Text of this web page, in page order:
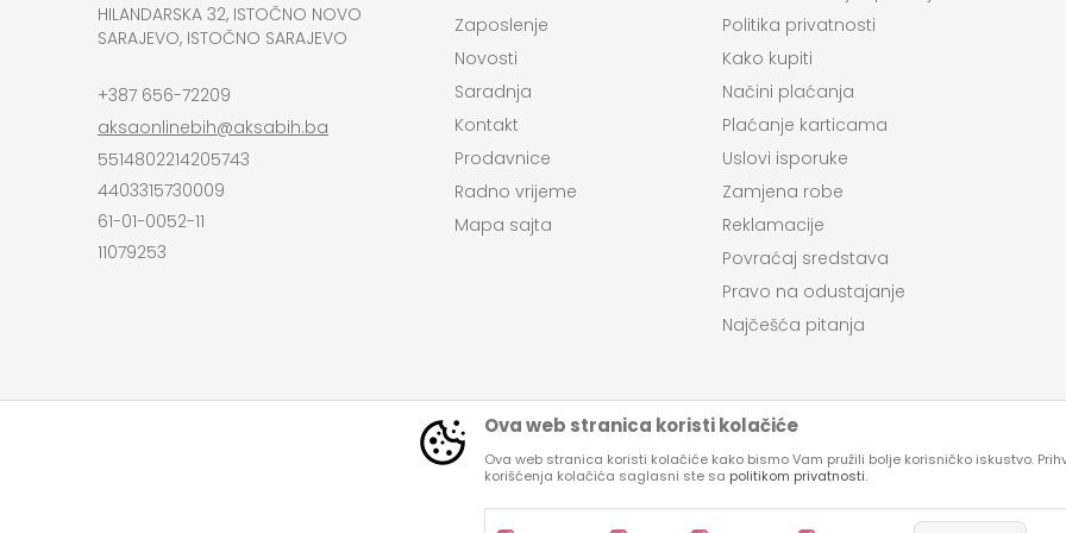
HILANDARSKA 32, ISTOČNO NOVO
SARAJEVO, ISTOČNO SARAJEVO
+387 656-72209
aksaonlinebih@aksabih.ba
5514802214205743
4403315730009
61-01-0052-11
11079253
Zaposlenje
Novosti
Saradnja
Kontakt
Prodavnice
Radno vrijeme
Mapa sajta
Politika privatnosti
Kako kupiti
Načini plaćanja
Plaćanje karticama
Uslovi isporuke
Zamjena robe
Reklamacije
Povraćaj sredstava
Pravo na odustajanje
Najčešća pitanja
Svi artikli prikazani na sajtu su deo naše ponude, ali ne podrazumeva da su dostupni u
Ova web stranica koristi kolačiće
Ova web stranica koristi kolačiće kako bismo Vam pružili bolje korisničko iskustvo.
korišćenja kolačića saglasni ste sa politikom privatnosti.